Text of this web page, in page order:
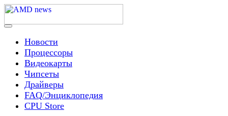
Skip
content
AMD news
Menu
Новости
Процессоры
Видеокарты
Чипсеты
Драйверы
FAQ/Энциклопедия
CPU Store